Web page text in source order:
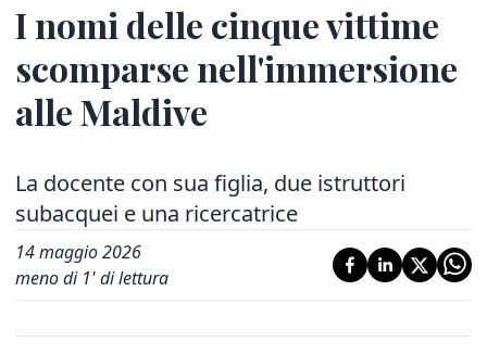
I nomi delle cinque vittime
scomparse nell'immersione
alle Maldive
La docente con sua figlia, due istruttori
subacquei e una ricercatrice
14 maggio 2026
meno di 1' di lettura